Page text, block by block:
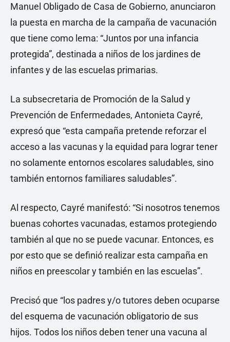
Manuel Obligado de Casa de Gobierno, anunciaron
la puesta en marcha de la campaña de vacunación
que tiene como lema: “Juntos por una infancia
protegida”, destinada a niños de los jardines de
infantes y de las escuelas primarias.
La subsecretaria de Promoción de la Salud y
Prevención de Enfermedades, Antonieta Cayré,
expresó que “esta campaña pretende reforzar el
acceso a las vacunas y la equidad para lograr tener
no solamente entornos escolares saludables, sino
también entornos familiares saludables”.
Al respecto, Cayré manifestó: “Si nosotros tenemos
buenas cohortes vacunadas, estamos protegiendo
también al que no se puede vacunar. Entonces, es
por esto que se definió realizar esta campaña en
niños en preescolar y también en las escuelas”.
Precisó que “los padres y/o tutores deben ocuparse
del esquema de vacunación obligatorio de sus
hijos. Todos los niños deben tener una vacuna al